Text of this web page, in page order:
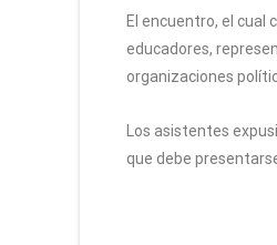
El encuentro, el cual
educadores,
organizaciones
Los asistentes
que debe